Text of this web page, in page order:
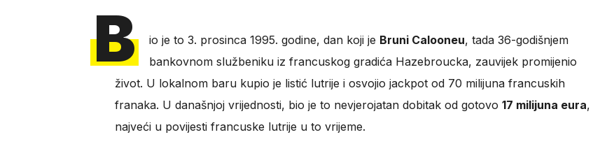
B io je to 3. prosinca 1995. godine, dan koji je Bruni Calooneu, tada 36-godišnjem
bankovnom službeniku iz francuskog gradića Hazebroucka, zauvijek promijenio
život. U lokalnom baru kupio je listić lutrije i osvojio jackpot od 70 milijuna francuskih
franaka. U današnjoj vrijednosti, bio je to nevjerojatan dobitak od gotovo 17 milijuna eura,
najveći u povijesti francuske lutrije u to vrijeme.